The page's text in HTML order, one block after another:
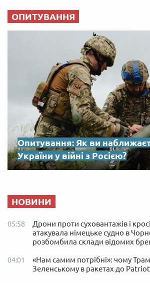
ОПИТУВАННЯ
Опитування: Як ви
України у війні з Росією?
НОВИНИ
05:58
Дрони проти суховантажів і
атакувала німецьке судно в
розбомбила склади відомих
04:01
«Нам самим потрібні»: чому
Зеленському в ракетах до Patriot